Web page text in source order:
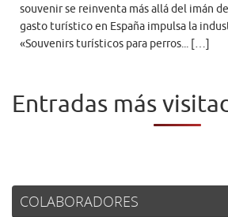
souvenir se reinventa más allá del imán
gasto turístico en España impulsa la
«Souvenirs turísticos para perros... […]
Entradas más
COLABORADORES